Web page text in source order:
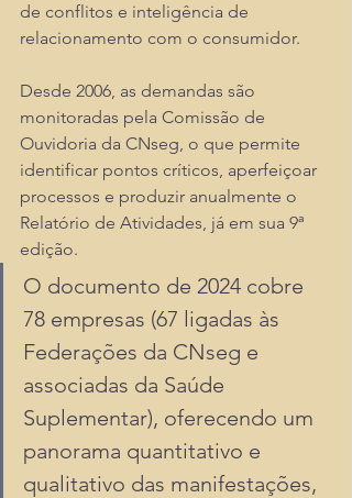
de conflitos e inteligência de
relacionamento com o consumidor.
Desde 2006, as demandas são
monitoradas pela Comissão de
Ouvidoria da CNseg, o que permite
identificar pontos críticos, aperfeiçoar
processos e produzir anualmente o
Relatório de Atividades, já em sua 9ª
edição.
O documento de 2024 cobre
78 empresas (67 ligadas às
Federações da CNseg e
associadas da Saúde
Suplementar), oferecendo um
panorama quantitativo e
qualitativo das manifestações,